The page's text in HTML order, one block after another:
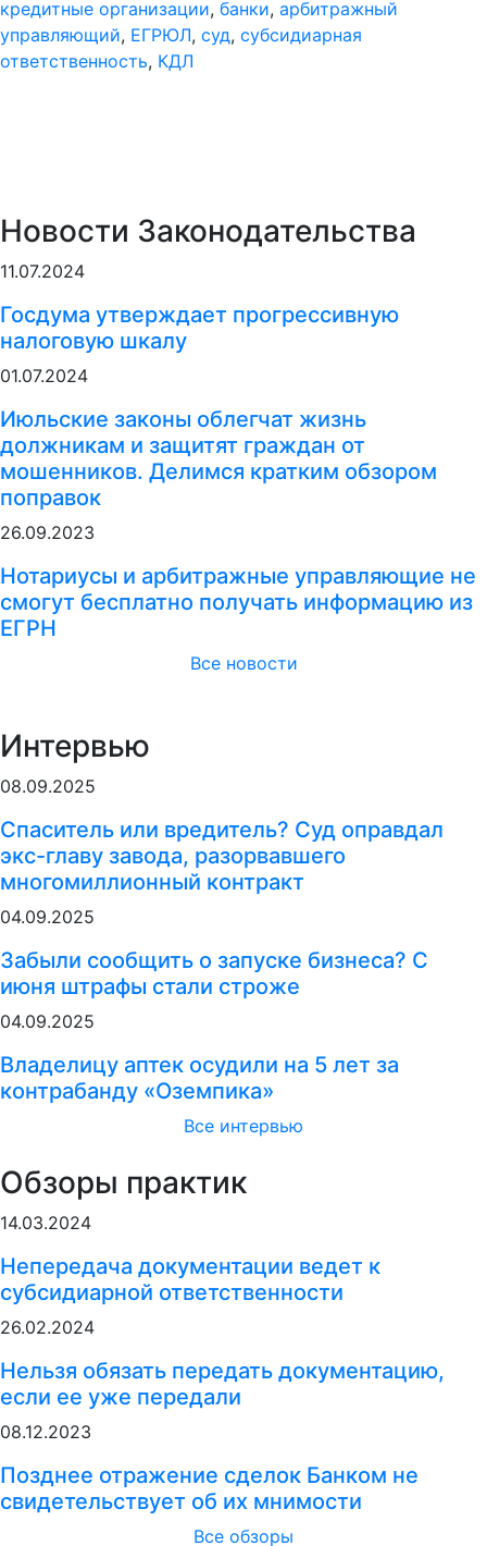
кредитные организации, банки, арбитражный
управляющий, ЕГРЮЛ, суд, субсидиарная
ответственность, КДЛ
Новости Законодательства
11.07.2024
Госдума утверждает прогрессивную
налоговую шкалу
01.07.2024
Июльские законы облегчат жизнь
должникам и защитят граждан от
мошенников. Делимся кратким обзором
поправок
26.09.2023
Нотариусы и арбитражные управляющие не
смогут бесплатно получать информацию из
ЕГРН
Все новости
Интервью
08.09.2025
Спаситель или вредитель? Суд оправдал
экс-главу завода, разорвавшего
многомиллионный контракт
04.09.2025
Забыли сообщить о запуске бизнеса? С
июня штрафы стали строже
04.09.2025
Владелицу аптек осудили на 5 лет за
контрабанду «Оземпика»
Все интервью
Обзоры практик
14.03.2024
Непередача документации ведет к
субсидиарной ответственности
26.02.2024
Нельзя обязать передать документацию,
если ее уже передали
08.12.2023
Позднее отражение сделок Банком не
свидетельствует об их мнимости
Все обзоры